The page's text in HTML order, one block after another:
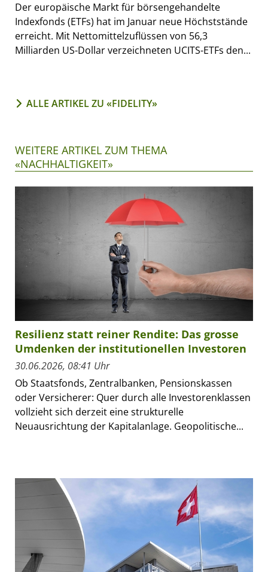
Der europäische Markt für börsengehandelte
Indexfonds (ETFs) hat im Januar neue Höchststände
erreicht. Mit Nettomittelzuflüssen von 56,3
Milliarden US-Dollar verzeichneten UCITS-ETFs den...
ALLE ARTIKEL ZU «FIDELITY»
WEITERE ARTIKEL ZUM THEMA
«NACHHALTIGKEIT»
Resilienz statt reiner Rendite: Das grosse
Umdenken der institutionellen Investoren
30.06.2026, 08:41 Uhr
Ob Staatsfonds, Zentralbanken, Pensionskassen
oder Versicherer: Quer durch alle Investorenklassen
vollzieht sich derzeit eine strukturelle
Neuausrichtung der Kapitalanlage. Geopolitische...